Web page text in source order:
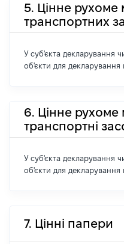
5. Цінне рухоме
транспортних
У суб'єкта декларування
об'єкти для декларування
6. Цінне рухоме
транспортні
У суб'єкта декларування
об'єкти для декларування
7. Цінні папери